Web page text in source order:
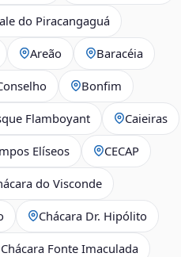
do Piracangaguá
Areão Baracéia
Bonfim
Flamboyant Caieiras
Elíseos CECAP
do Visconde
Chácara Dr. Hipólito
Chácara Fonte Imaculada